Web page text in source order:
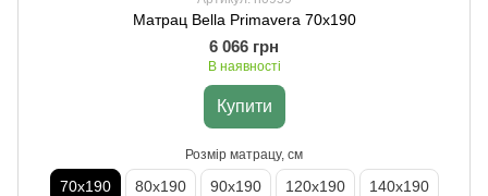
Матрац Bella Primavera 70х190
6 066 грн
В наявності
Купити
Розмір матрацу, см
70х190 80х190 90х190 120х190 140х190